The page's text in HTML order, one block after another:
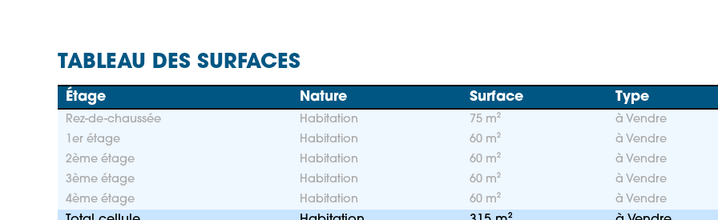
TABLEAU DES SURFACES
Étage Nature Surface Type
Rez-de-chaussée Habitation 75 m² à Vendre
1er étage
Habitation 60 m² à Vendre
2ème étage
Habitation 60 m² à Vendre
3ème étage
Habitation 60 m² à Vendre
4ème étage
Habitation 60 m² à Vendre